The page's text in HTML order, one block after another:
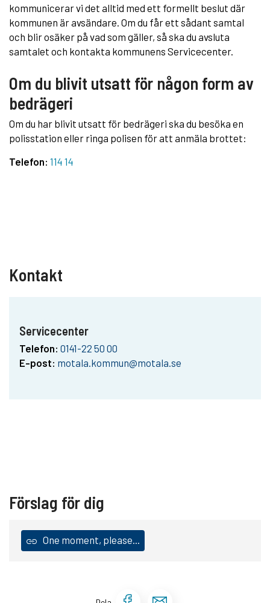
kommunicerar vi det alltid med ett formellt beslut där
kommunen är avsändare. Om du får ett sådant samtal
och blir osäker på vad som gäller, så ska du avsluta
samtalet och kontakta kommunens Servicecenter.
Om du blivit utsatt för någon form av
bedrägeri
Om du har blivit utsatt för bedrägeri ska du besöka en
polisstation eller ringa polisen för att anmäla brottet:
Telefon: 114 14
Kontakt
Servicecenter
Telefon: 0141-22 50 00
E-post: motala.kommun@motala.se
Förslag för dig
One moment, please...
Dela sidan på